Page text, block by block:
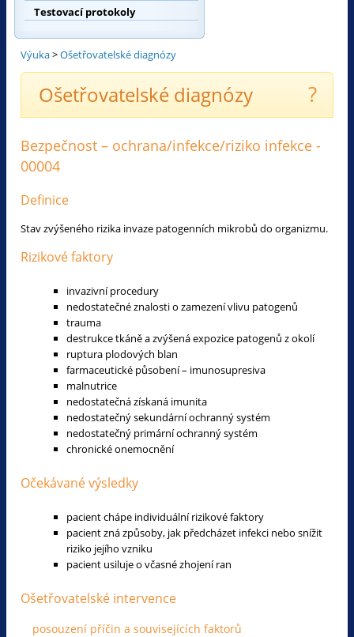
Testovací protokoly
Výuka>Ošetřovatelské diagnózy
Ošetřovatelské diagnózy ?
Bezpečnost – ochrana/infekce/riziko infekce -
00004
Definice
Stav zvýšeného rizika invaze patogenních mikrobů do organizmu.
Rizikové faktory
invazivní procedury
nedostatečné znalosti o zamezení vlivu patogenů
trauma
destrukce tkáně a zvýšená expozice patogenů z okolí
ruptura plodových blan
farmaceutické působení – imunosupresiva
malnutrice
nedostatečná získaná imunita
nedostatečný sekundární ochranný systém
nedostatečný primární ochranný systém
chronické onemocnění
Očekávané výsledky
pacient chápe individuální rizikové faktory
pacient zná způsoby, jak předcházet infekci nebo snížit
riziko jejího vzniku
pacient usiluje o včasné zhojení ran
Ošetřovatelské intervence
posouzení příčin a souvisejících faktorů